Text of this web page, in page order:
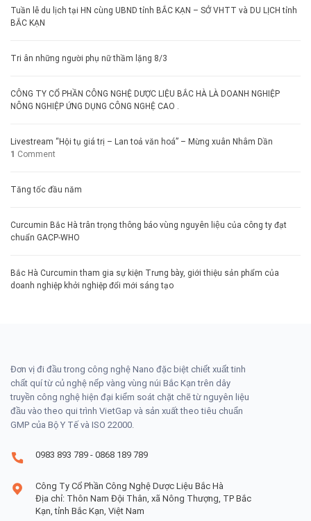
Tuần lễ du lịch tại HN cùng UBND tỉnh BẮC KẠN – SỞ VHTT và DU LỊCH tỉnh
BẮC KẠN
Tri ân những người phụ nữ thầm lặng 8/3
CÔNG TY CỔ PHẦN CÔNG NGHỆ DƯỢC LIỆU BẮC HÀ LÀ DOANH NGHIỆP
NÔNG NGHIỆP ỨNG DỤNG CÔNG NGHỆ CAO .
Livestream “Hội tụ giá trị – Lan toả văn hoá” – Mừng xuân Nhâm Dần
1 Comment
Tăng tốc đầu năm
Curcumin Bắc Hà trân trọng thông báo vùng nguyên liệu của công ty đạt
chuẩn GACP-WHO
Bắc Hà Curcumin tham gia sự kiện Trưng bày, giới thiệu sản phẩm của
doanh nghiệp khởi nghiệp đổi mới sáng tạo
Đơn vị đi đầu trong công nghệ Nano đặc biệt chiết xuất tinh
chất quí từ củ nghệ nếp vàng vùng núi Bắc Kạn trên dây
truyền công nghệ hiện đại kiểm soát chặt chẽ từ nguyên liệu
đầu vào theo qui trình VietGap và sản xuất theo tiêu chuẩn
GMP của Bộ Y Tế và ISO 22000.
0983 893 789 - 0868 189 789
Công Ty Cổ Phần Công Nghệ Dược Liệu Bắc Hà
Địa chỉ: Thôn Nam Đội Thân, xã Nông Thượng, TP Bắc
Kạn, tỉnh Bắc Kạn, Việt Nam